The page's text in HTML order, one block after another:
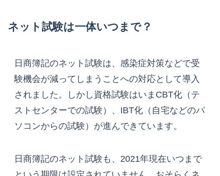
ネット試験は一体いつまで？
日商簿記のネット試験は、感染症対策などで受
験機会が減ってしまうことへの対応として導入
されました。しかし資格試験はいまCBT化（テ
ストセンターでの試験）、IBT化（自宅などのパ
ソコンからの試験）が進んできています。
日商簿記のネット試験も、2021年現在いつまで